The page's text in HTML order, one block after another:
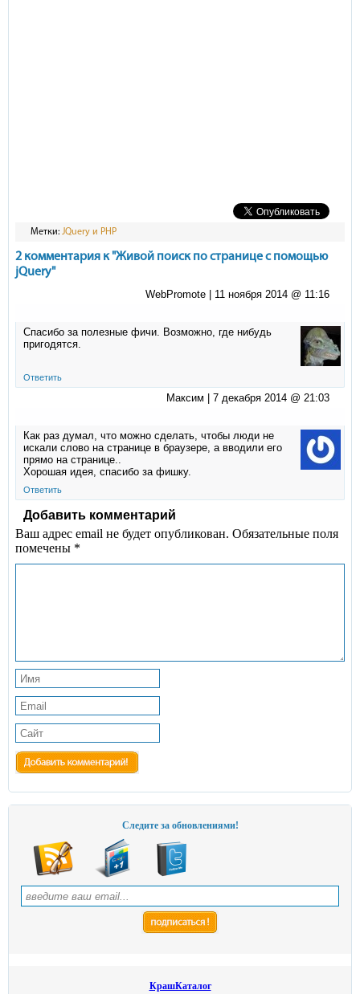
Метки: JQuery и PHP
2 комментария к "Живой поиск по странице с помощью
jQuery"
WebPromote | 11 ноября 2014 @ 11:16
Спасибо за полезные фичи. Возможно, где нибудь
пригодятся.
Ответить
Максим | 7 декабря 2014 @ 21:03
Как раз думал, что можно сделать, чтобы люди не
искали слово на странице в браузере, а вводили его
прямо на странице..
Хорошая идея, спасибо за фишку.
Ответить
Добавить комментарий
Ваш адрес email не будет опубликован. Обязательные поля
помечены *
Следите за обновлениями!
КрашКаталог